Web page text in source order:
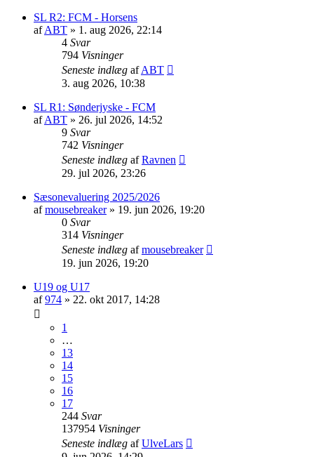
SL R2: FCM - Horsens
afABT » 1. aug 2026, 22:14
4 Svar
794 Visninger
Seneste indlæg afABT
3. aug 2026, 10:38
SL R1: Sønderjyske - FCM
afABT » 26. jul 2026, 14:52
9 Svar
742 Visninger
Seneste indlæg afRavnen
29. jul 2026, 23:26
Sæsonevaluering 2025/2026
afmousebreaker» 19. jun 2026, 19:20
0 Svar
314 Visninger
Seneste indlæg afmousebreaker
19. jun 2026, 19:20
U19 og U17
af974 » 22. okt 2017, 14:28
1
…
13
14
15
16
17
244 Svar
137954 Visninger
Seneste indlæg afUlveLars